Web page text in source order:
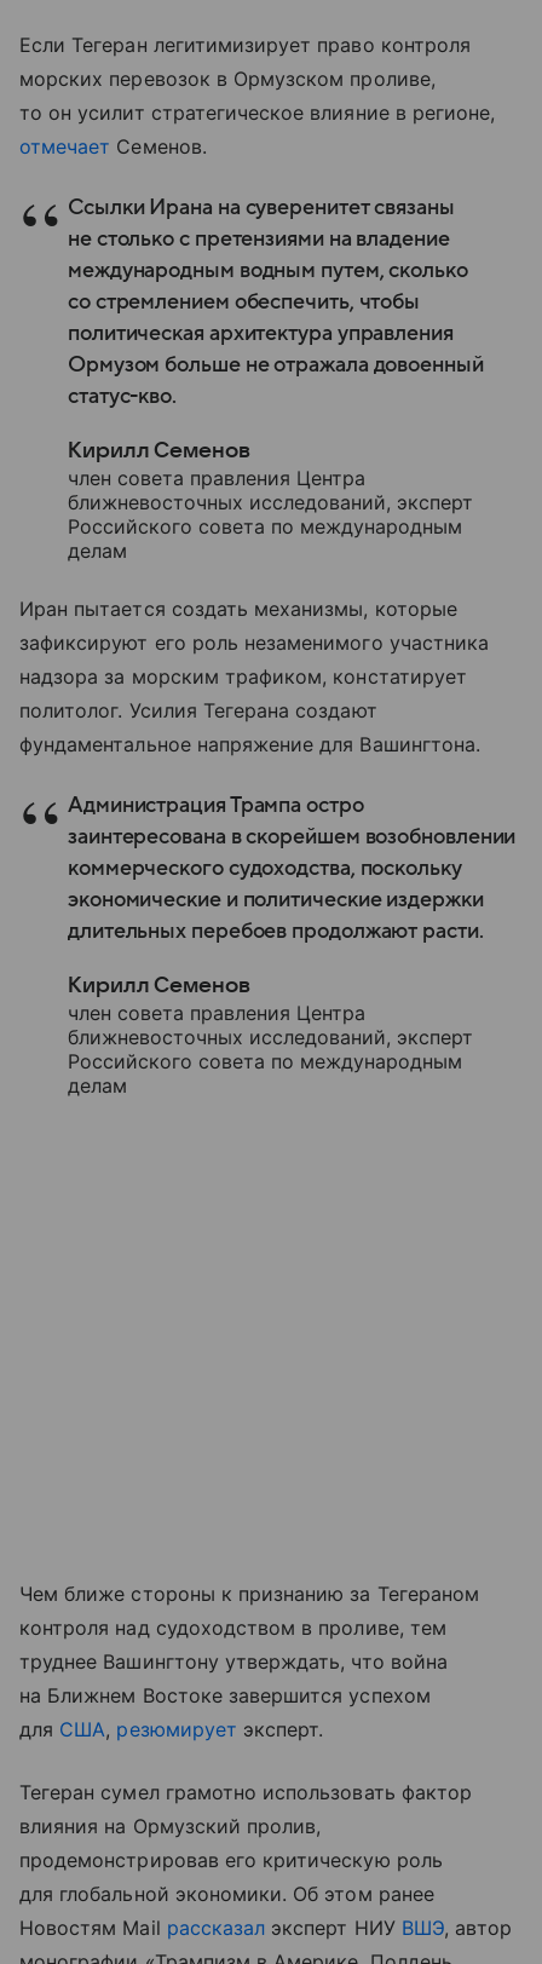
Если Тегеран легитимизирует право контроля
морских перевозок в Ормузском проливе,
то он усилит стратегическое влияние в регионе,
отмечает Семенов.
Ссылки Ирана на суверенитет связаны
не столько с претензиями на владение
международным водным путем, сколько
со стремлением обеспечить, чтобы
политическая архитектура управления
Ормузом больше не отражала довоенный
статус-кво.
Кирилл Семенов
член совета правления Центра
ближневосточных исследований, эксперт
Российского совета по международным
делам
Иран пытается создать механизмы, которые
зафиксируют его роль незаменимого участника
надзора за морским трафиком, констатирует
политолог. Усилия Тегерана создают
фундаментальное напряжение для Вашингтона.
Администрация Трампа остро
заинтересована в скорейшем возобновлении
коммерческого судоходства, поскольку
экономические и политические издержки
длительных перебоев продолжают расти.
Кирилл Семенов
член совета правления Центра
ближневосточных исследований, эксперт
Российского совета по международным
делам
Чем ближе стороны к признанию за Тегераном
контроля над судоходством в проливе, тем
труднее Вашингтону утверждать, что война
на Ближнем Востоке завершится успехом
для США, резюмирует эксперт.
Тегеран сумел грамотно использовать фактор
влияния на Ормузский пролив,
продемонстрировав его критическую роль
для глобальной экономики. Об этом ранее
Новостям Mail рассказал эксперт НИУ ВШЭ, автор